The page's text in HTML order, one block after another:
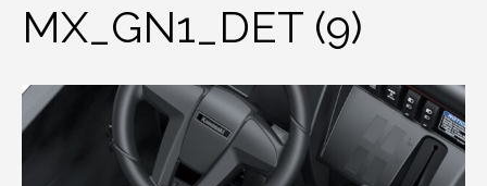
MX_GN1_DET (9)